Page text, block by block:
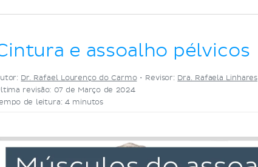
e assoalho pélvicos
Dr. Rafael Lourenço do Carmo• Revisor: Dra. Rafaela Linhares
revisão: 07 de Março de 2024
de leitura: 4 minutos